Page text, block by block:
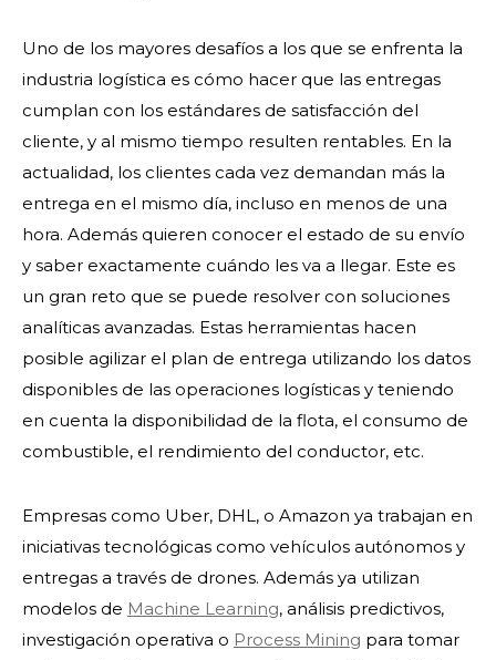
Uno de los mayores desafíos a los que se enfrenta la
industria logística es cómo hacer que las entregas
cumplan con los estándares de satisfacción del
cliente, y al mismo tiempo resulten rentables. En la
actualidad, los clientes cada vez demandan más la
entrega en el mismo día, incluso en menos de una
hora. Además quieren conocer el estado de su envío
y saber exactamente cuándo les va a llegar. Este es
un gran reto que se puede resolver con soluciones
analíticas avanzadas. Estas herramientas hacen
posible agilizar el plan de entrega utilizando los datos
disponibles de las operaciones logísticas y teniendo
en cuenta la disponibilidad de la flota, el consumo de
combustible, el rendimiento del conductor, etc.
Empresas como Uber, DHL, o Amazon ya trabajan en
iniciativas tecnológicas como vehículos autónomos y
entregas a través de drones. Además ya utilizan
modelos de Machine Learning, análisis predictivos,
investigación operativa o Process Mining para tomar